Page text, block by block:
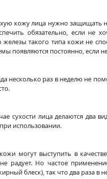
кожу лица нужно защищать
обязательно, если не
такого типа кожи не
появляются постоянно, если
несколько раз в неделю не
сухости лица делаются два
использовании.
могут выступить в
радует. Но частое
блеск), так что два раза в